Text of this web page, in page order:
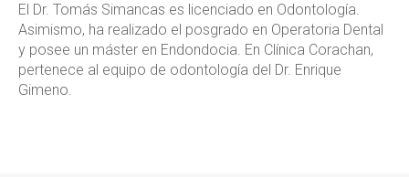
El Dr. Tomás Simancas es licenciado en Odontología.
Asimismo, ha realizado el posgrado en Operatoria Dental
y posee un máster en Endondocia. En Clínica Corachan,
pertenece al equipo de odontología del Dr. Enrique
Gimeno.